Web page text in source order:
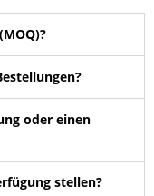
oder einen
stellen?